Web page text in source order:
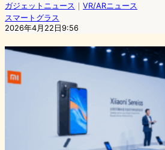
ガジェットニュース ｜ VR/ARニュース
スマートグラス
2026年4月22日9:56